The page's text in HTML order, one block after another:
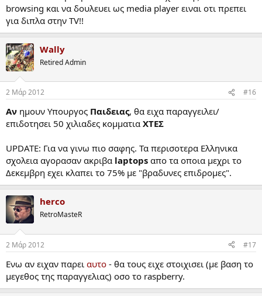
browsing και να δουλευει ως media player ειναι οτι πρεπει
για διπλα στην TV!!
Wally
Retired Admin
2 Μάρ 2012 #16
Αν ημουν Υπουργος Παιδειας, θα ειχα παραγγειλει/
επιδοτησει 50 χιλιαδες κομματια ΧΤΕΣ
UPDATE: Για να γινω πιο σαφης. Τα περισοτερα Ελληνικα
σχολεια αγορασαν ακριβα laptops απο τα οποια μεχρι το
Δεκεμβρη εχει κλαπει το 75% με "βραδυνες επιδρομες".
herco
RetroMasteR
2 Μάρ 2012 #17
Ενω αν ειχαν παρει αυτο - θα τους ειχε στοιχισει (με βαση το
μεγεθος της παραγγελιας) οσο το raspberry.